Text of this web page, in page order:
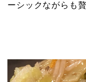
ーシックながらも